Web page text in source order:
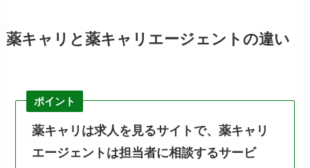
薬キャリと薬キャリエージェントの違い
ポイント
薬キャリは求人を見るサイトで、薬キャリ
エージェントは担当者に相談するサービ